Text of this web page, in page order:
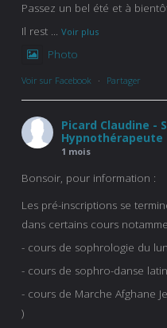
Passez un bel été et à
Il rest ... Voir plus
Photo
Voir sur Facebook · Partager
Picard Claudine -
Hypnothérapeute
1 mois
Bonsoir, pour information :
Les pré-inscriptions se
dans certains cours
- cours de sophrologie du
- cours de sophro-danse
- cours de Marche Afghane
)